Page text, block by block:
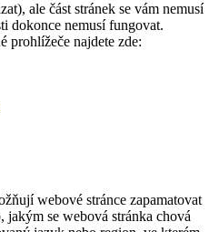
ale část stránek se vám nemusí
dokonce nemusí fungovat.
prohlížeče najdete zde:
webové stránce zapamatovat
jakým se webová stránka chová